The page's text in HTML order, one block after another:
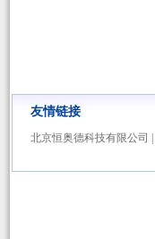
友情链接
北京恒奥德科技有限公司